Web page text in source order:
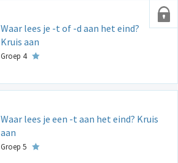
Waar lees je -t of -d aan het eind?
Kruis aan
Groep 4
Waar lees je een -t aan het eind? Kruis
aan
Groep 5